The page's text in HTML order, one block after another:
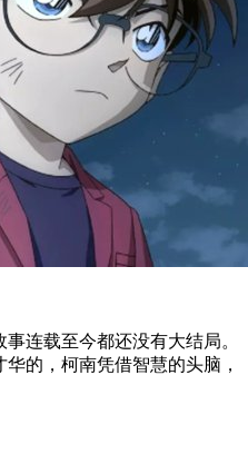
载至今都还没有大结局。
的，柯南凭借智慧的头脑，